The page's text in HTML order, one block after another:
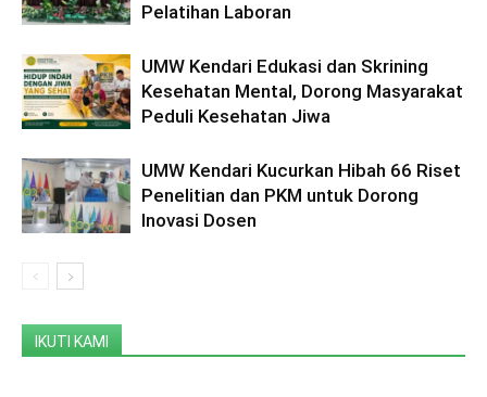
Pelatihan Laboran
UMW Kendari Edukasi dan Skrining
Kesehatan Mental, Dorong Masyarakat
Peduli Kesehatan Jiwa
UMW Kendari Kucurkan Hibah 66 Riset
Penelitian dan PKM untuk Dorong
Inovasi Dosen
IKUTI KAMI